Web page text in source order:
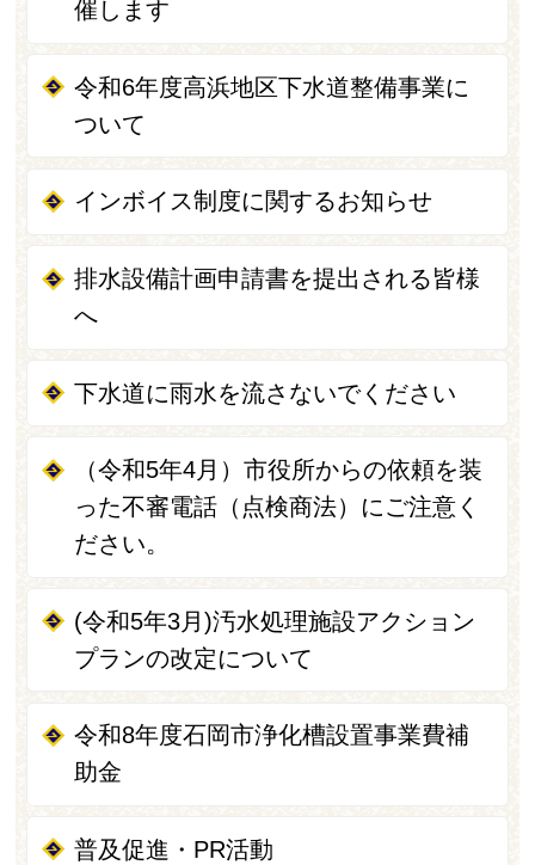
催します
令和6年度高浜地区下水道整備事業に
ついて
インボイス制度に関するお知らせ
排水設備計画申請書を提出される皆様
へ
下水道に雨水を流さないでください
（令和5年4月）市役所からの依頼を装
った不審電話（点検商法）にご注意く
ださい。
(令和5年3月)汚水処理施設アクション
プランの改定について
令和8年度石岡市浄化槽設置事業費補
助金
普及促進・PR活動